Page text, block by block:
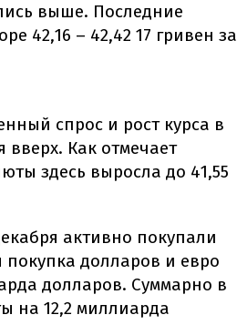
выше. Последние
42,16 – 42,42 17 гривен за
спрос и рост курса в
вверх. Как отмечает
здесь выросла до 41,55
активно покупали
долларов и евро
долларов. Суммарно в
на 12,2 миллиарда